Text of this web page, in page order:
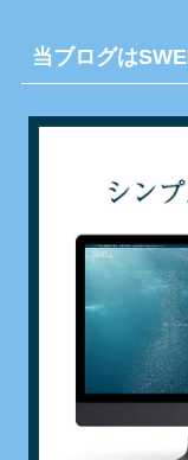
当ブログは